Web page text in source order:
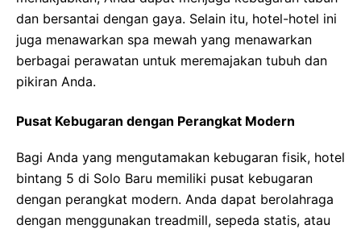
dan bersantai dengan gaya. Selain itu, hotel-hotel ini
juga menawarkan spa mewah yang menawarkan
berbagai perawatan untuk meremajakan tubuh dan
pikiran Anda.
Pusat Kebugaran dengan Perangkat Modern
Bagi Anda yang mengutamakan kebugaran fisik, hotel
bintang 5 di Solo Baru memiliki pusat kebugaran
dengan perangkat modern. Anda dapat berolahraga
dengan menggunakan treadmill, sepeda statis, atau